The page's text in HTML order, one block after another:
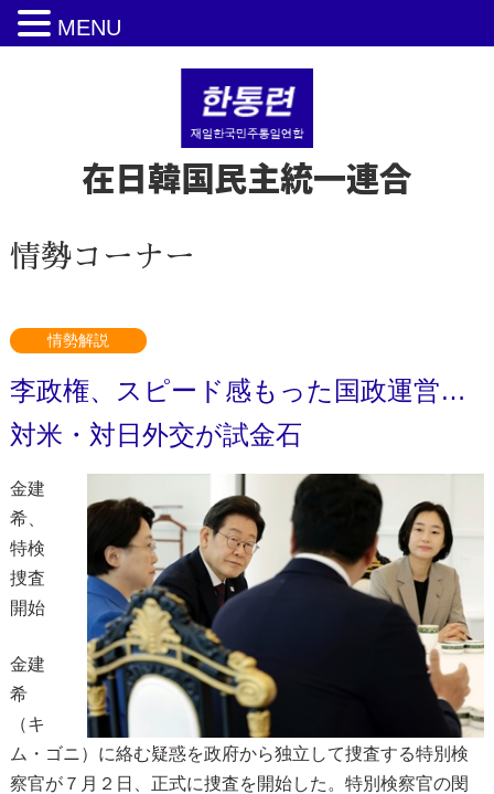
在日韓国民主統一連合
情勢コーナー
情勢解説
李政権、スピード感もった国政運営…
対米・対日外交が試金石
金建
希、
特検
捜査
開始
金建
希
（キ
ム・ゴニ）に絡む疑惑を政府から独立して捜査する特別検
察官が７月２日、正式に捜査を開始した。特別検察官の閔
MENU